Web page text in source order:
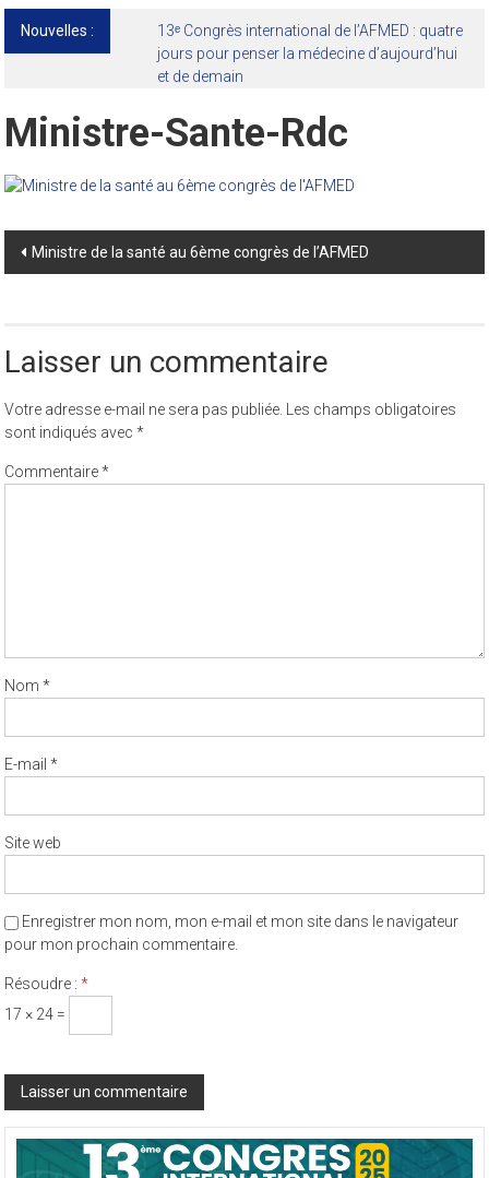
Nouvelles :
13ᵉ Congrès international de l’AFMED : quatre
jours pour penser la médecine d’aujourd’hui
et de demain
Ministre-Sante-Rdc
Post
Ministre de la santé au 6ème congrès de l’AFMED
Laisser un commentaire
Votre adresse e-mail ne sera pas publiée. Les champs obligatoires
sont indiqués avec*
Commentaire*
Nom*
E-mail*
Site web
Enregistrer mon nom, mon e-mail et mon site dans le navigateur
pour mon prochain commentaire.
Résoudre :*
17 × 24 =